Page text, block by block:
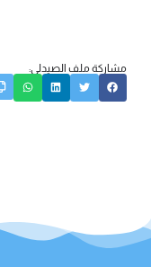
مشاركة ملف الصيدلي: